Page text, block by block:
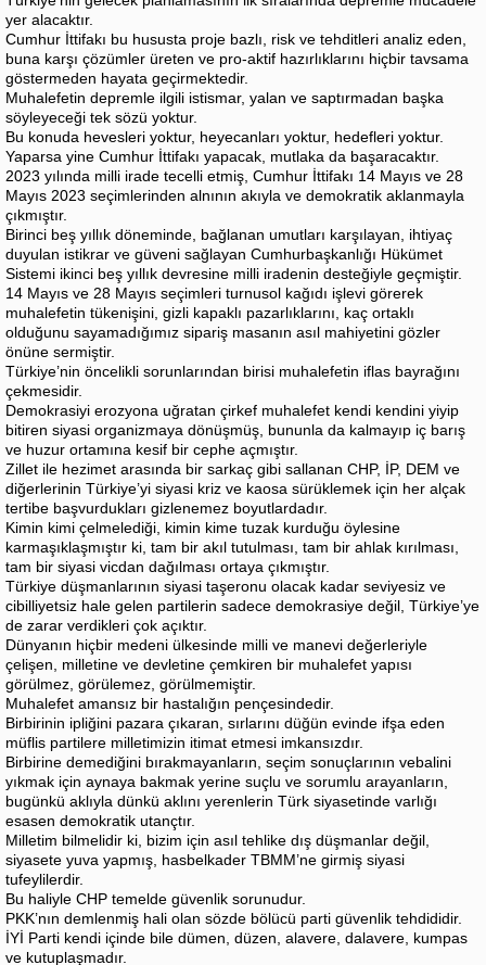
yer alacaktır.
Cumhur İttifakı bu hususta proje bazlı, risk ve tehditleri analiz eden,
buna karşı çözümler üreten ve pro-aktif hazırlıklarını hiçbir tavsama
göstermeden hayata geçirmektedir.
Muhalefetin depremle ilgili istismar, yalan ve saptırmadan başka
söyleyeceği tek sözü yoktur.
Bu konuda hevesleri yoktur, heyecanları yoktur, hedefleri yoktur.
Yaparsa yine Cumhur İttifakı yapacak, mutlaka da başaracaktır.
2023 yılında milli irade tecelli etmiş, Cumhur İttifakı 14 Mayıs ve 28
Mayıs 2023 seçimlerinden alnının akıyla ve demokratik aklanmayla
çıkmıştır.
Birinci beş yıllık döneminde, bağlanan umutları karşılayan, ihtiyaç
duyulan istikrar ve güveni sağlayan Cumhurbaşkanlığı Hükümet
Sistemi ikinci beş yıllık devresine milli iradenin desteğiyle geçmiştir.
14 Mayıs ve 28 Mayıs seçimleri turnusol kağıdı işlevi görerek
muhalefetin tükenişini, gizli kapaklı pazarlıklarını, kaç ortaklı
olduğunu sayamadığımız sipariş masanın asıl mahiyetini gözler
önüne sermiştir.
Türkiye’nin öncelikli sorunlarından birisi muhalefetin iflas bayrağını
çekmesidir.
Demokrasiyi erozyona uğratan çirkef muhalefet kendi kendini yiyip
bitiren siyasi organizmaya dönüşmüş, bununla da kalmayıp iç barış
ve huzur ortamına kesif bir cephe açmıştır.
Zillet ile hezimet arasında bir sarkaç gibi sallanan CHP, İP, DEM ve
diğerlerinin Türkiye’yi siyasi kriz ve kaosa sürüklemek için her alçak
tertibe başvurdukları gizlenemez boyutlardadır.
Kimin kimi çelmelediği, kimin kime tuzak kurduğu öylesine
karmaşıklaşmıştır ki, tam bir akıl tutulması, tam bir ahlak kırılması,
tam bir siyasi vicdan dağılması ortaya çıkmıştır.
Türkiye düşmanlarının siyasi taşeronu olacak kadar seviyesiz ve
cibilliyetsiz hale gelen partilerin sadece demokrasiye değil, Türkiye’ye
de zarar verdikleri çok açıktır.
Dünyanın hiçbir medeni ülkesinde milli ve manevi değerleriyle
çelişen, milletine ve devletine çemkiren bir muhalefet yapısı
görülmez, görülemez, görülmemiştir.
Muhalefet amansız bir hastalığın pençesindedir.
Birbirinin ipliğini pazara çıkaran, sırlarını düğün evinde ifşa eden
müflis partilere milletimizin itimat etmesi imkansızdır.
Birbirine demediğini bırakmayanların, seçim sonuçlarının vebalini
yıkmak için aynaya bakmak yerine suçlu ve sorumlu arayanların,
bugünkü aklıyla dünkü aklını yerenlerin Türk siyasetinde varlığı
esasen demokratik utançtır.
Milletim bilmelidir ki, bizim için asıl tehlike dış düşmanlar değil,
siyasete yuva yapmış, hasbelkader TBMM’ne girmiş siyasi
tufeylilerdir.
Bu haliyle CHP temelde güvenlik sorunudur.
PKK’nın demlenmiş hali olan sözde bölücü parti güvenlik tehdididir.
İYİ Parti kendi içinde bile dümen, düzen, alavere, dalavere, kumpas
ve kutuplaşmadır.